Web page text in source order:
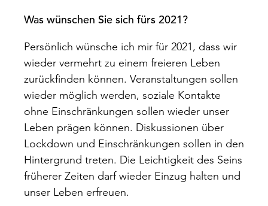
Was wünschen Sie sich fürs 2021?
Persönlich wünsche ich mir für 2021, dass wir
wieder vermehrt zu einem freieren Leben
zurückfinden können. Veranstaltungen sollen
wieder möglich werden, soziale Kontakte
ohne Einschränkungen sollen wieder unser
Leben prägen können. Diskussionen über
Lockdown und Einschränkungen sollen in den
Hintergrund treten. Die Leichtigkeit des Seins
früherer Zeiten darf wieder Einzug halten und
unser Leben erfreuen.